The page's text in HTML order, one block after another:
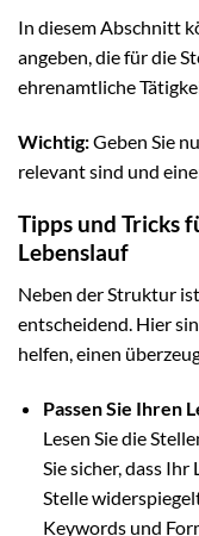
In diesem Abschnitt
angeben, die für die
ehrenamtliche
Wichtig:Geben Sie
relevant sind und
Tipps und Tricks
Lebenslauf
Neben der Struktur
entscheidend. Hier
helfen, einen
Passen Sie Ihren
Lesen Sie die
Sie sicher, dass
Stelle
Keywords und